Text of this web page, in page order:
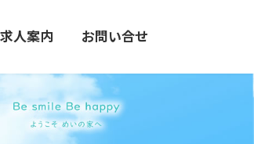
求人案内 お問い合せ